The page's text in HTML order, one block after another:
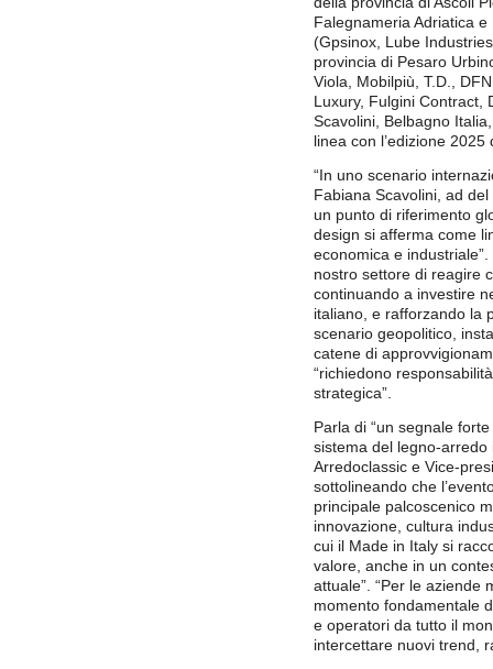
Falegnameria Adriatica
(Gpsinox, Lube
provincia di Pesaro
Viola, Mobilpiù, T.D.,
Luxury, Fulgini Contract,
Scavolini, Belbagno
linea con l’edizione 2025
“In uno scenario
Fabiana Scavolini, ad
un punto di riferimento
design si afferma come
economica e
nostro settore di reagire
continuando a investire
italiano, e rafforzando la
scenario geopolitico,
catene di
“richiedono
strategica”.
Parla di “un segnale
sistema del legno-arredo
Arredoclassic e Vice-
sottolineando che
principale palcoscenico
innovazione, cultura
cui il Made in Italy si
valore, anche in un
attuale”. “Per le aziende
momento fondamentale
e operatori da tutto il
intercettare nuovi trend,